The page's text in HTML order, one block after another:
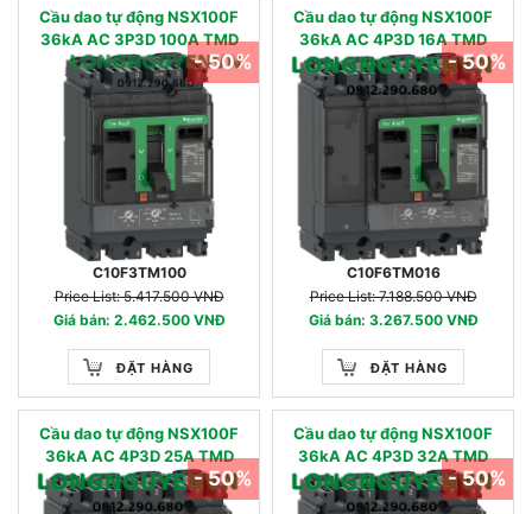
Cầu dao tự động NSX100F
36kA AC 3P3D 100A TMD
C10F3TM100
Price List: 5.417.500 VNĐ
Giá bán: 2.462.500 VNĐ
ĐẶT HÀNG
- 50%
Cầu dao tự động NSX100F
36kA AC 4P3D 16A TMD
C10F6TM016
Price List: 7.188.500 VNĐ
Giá bán: 3.267.500 VNĐ
ĐẶT HÀNG
- 50%
Cầu dao tự động NSX100F
36kA AC 4P3D 25A TMD
- 50%
Cầu dao tự động NSX100F
36kA AC 4P3D 32A TMD
- 50%